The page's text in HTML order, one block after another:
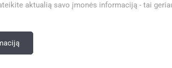
aktualią savo įmonės informaciją - tai